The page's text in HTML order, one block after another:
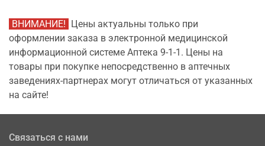
ВНИМАНИЕ! Цены актуальны только при
оформлении заказа в электронной медицинской
информационной системе Аптека 9-1-1. Цены на
товары при покупке непосредственно в аптечных
заведениях-партнерах могут отличаться от указанных
на сайте!
Связаться с нами